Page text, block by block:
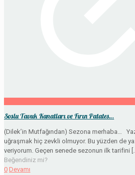
Soslu Tavuk Kanatları ve Fırın Patates…
(Dilek’in Mutfağından) Sezona merhaba…
uğraşmak hiç zevkli olmuyor. Bu yüzden de
veriyorum. Geçen senede sezonun ilk tarifini
Beğendiniz mi?
0 Devamı